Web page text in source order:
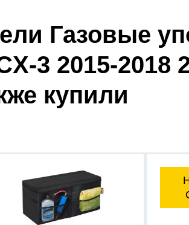
Газовые
3 2015-2018
купили